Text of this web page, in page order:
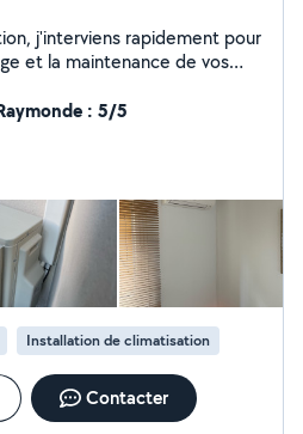
j'interviens rapidement pour
et la maintenance de vos
propose des solutions
à vos besoins. Tous
le strict respect des
garantissant des interventions
service de qualité, avec des
durables. Votre confort est
/
de climatisations, je suis
sur tout le secteur du 06 et
: 5/5
Installation de climatisation
Contacter